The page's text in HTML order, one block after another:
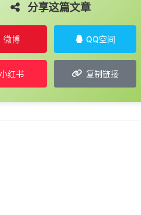
分享这篇文章
微博 QQ空间
小红书 复制链接